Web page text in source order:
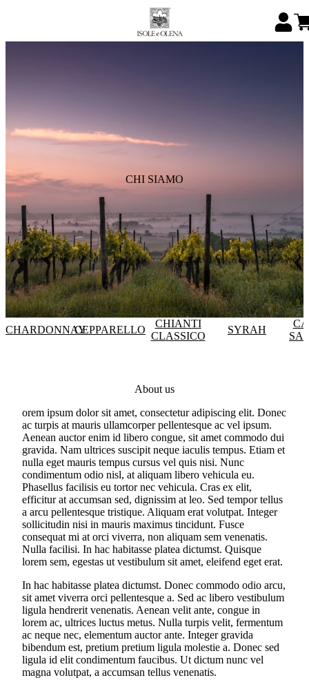
CHI SIAMO
CHARDONNAYCEPPARELLO
CHIANTI
CLASSICO
SYRAH
About us
orem ipsum dolor sit amet, consectetur adipiscing elit. Donec
ac turpis at mauris ullamcorper pellentesque ac vel ipsum.
Aenean auctor enim id libero congue, sit amet commodo dui
gravida. Nam ultrices suscipit neque iaculis tempus. Etiam et
nulla eget mauris tempus cursus vel quis nisi. Nunc
condimentum odio nisl, at aliquam libero vehicula eu.
Phasellus facilisis eu tortor nec vehicula. Cras ex elit,
efficitur at accumsan sed, dignissim at leo. Sed tempor tellus
a arcu pellentesque tristique. Aliquam erat volutpat. Integer
sollicitudin nisi in mauris maximus tincidunt. Fusce
consequat mi at orci viverra, non aliquam sem venenatis.
Nulla facilisi. In hac habitasse platea dictumst. Quisque
lorem sem, egestas ut vestibulum sit amet, eleifend eget erat.
In hac habitasse platea dictumst. Donec commodo odio arcu,
sit amet viverra orci pellentesque a. Sed ac libero vestibulum
ligula hendrerit venenatis. Aenean velit ante, congue in
lorem ac, ultrices luctus metus. Nulla turpis velit, fermentum
ac neque nec, elementum auctor ante. Integer gravida
bibendum est, pretium pretium ligula molestie a. Donec sed
ligula id elit condimentum faucibus. Ut dictum nunc vel
magna volutpat, a accumsan tellus venenatis.